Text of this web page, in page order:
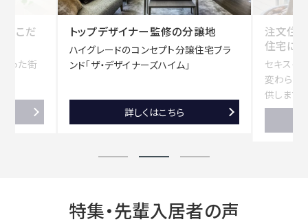
のこだ
った街
トップデザイナー監修の分譲地
ハイグレードのコンセプト分譲住宅ブラ
ンド「ザ・デザイナーズハイム」
詳しくはこちら
プ
ザ
注文住
住宅に
セキスイ
変わらな
供します。
特集・先輩入居者の声